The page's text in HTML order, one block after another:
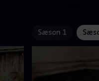
Sæson 1